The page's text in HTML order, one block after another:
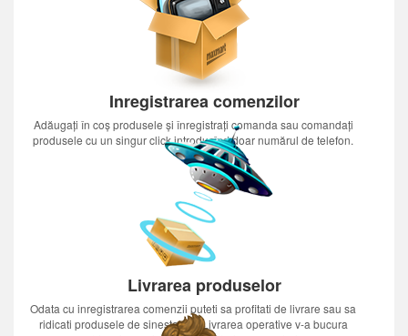
Inregistrarea comenzilor
Adăugați în coș produsele și înregistrați comanda sau comandați
produsele cu un singur click introducînd doar numărul de telefon.
Livrarea produselor
Odata cu inregistrarea comenzii puteti sa profitati de livrare sau sa
ridicati produsele de sinestatator.Livrarea operative v-a bucura